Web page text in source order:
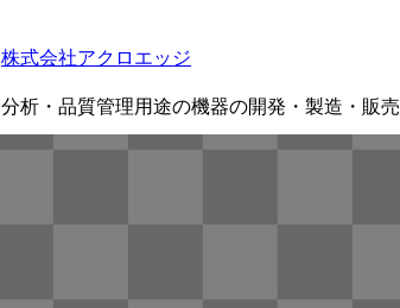
株式会社アクロエッジ
分析・品質管理用途の機器の開発・製造・販売